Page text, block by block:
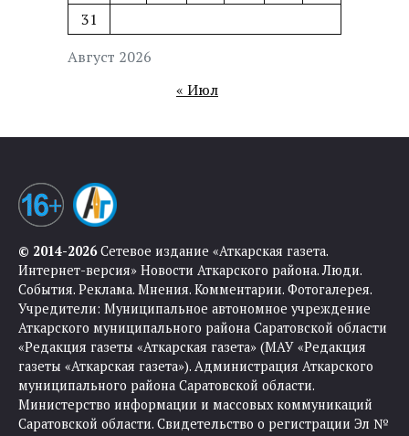
Август 2026
31
« Июл
© 2014-2026Сетевое издание «Аткарская газета.
Интернет-версия» Новости Аткарского района. Люди.
События. Реклама. Мнения. Комментарии. Фотогалерея.
Учредители: Муниципальное автономное учреждение
Аткарского муниципального района Саратовской области
«Редакция газеты «Аткарская газета» (МАУ «Редакция
газеты «Аткарская газета»). Администрация Аткарского
муниципального района Саратовской области.
Министерство информации и массовых коммуникаций
Саратовской области. Свидетельство о регистрации Эл №